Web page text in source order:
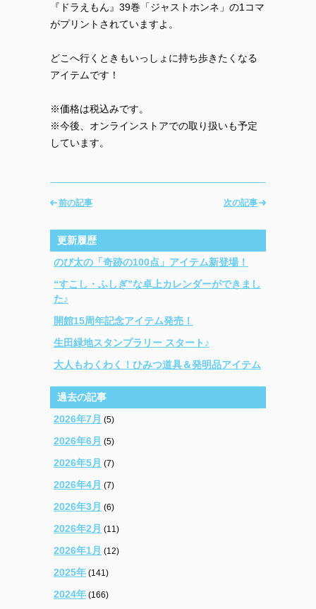
『ドラえもん』39巻「ジャストホンネ」の1コマ
がプリントされていますよ。
どこへ行くときもいっしょに持ち歩きたくなる
アイテムです！
※価格は税込みです。
※今後、オンラインストアでの取り扱いも予定
しています。
次の記事
前の記事
更新履歴
のび太の「奇跡の100点」アイテム新登場！
“すこし・ふしぎ”な卓上カレンダーができまし
た♪
開館15周年記念アイテム発売！
生田緑地スタンプラリー スタート♪
大人もわくわく！ひみつ道具＆発明品アイテム
過去の記事
2026年7月 (5)
2026年6月 (5)
2026年5月 (7)
2026年4月 (7)
2026年3月 (6)
2026年2月 (11)
2026年1月 (12)
2025年 (141)
2024年 (166)